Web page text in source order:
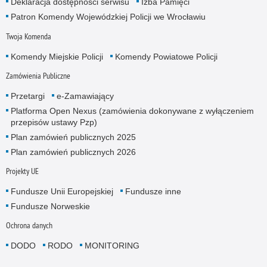
Deklaracja dostępności serwisu
Izba Pamięci
Patron Komendy Wojewódzkiej Policji we Wrocławiu
Twoja Komenda
Komendy Miejskie Policji Komendy Powiatowe Policji
Zamówienia Publiczne
Przetargi
e-Zamawiający
Platforma Open Nexus (zamówienia dokonywane z wyłączeniem
przepisów ustawy Pzp)
Plan zamówień publicznych 2025
Plan zamówień publicznych 2026
Projekty UE
Fundusze Unii Europejskiej
Fundusze inne
Fundusze Norweskie
Ochrona danych
DODO RODO MONITORING